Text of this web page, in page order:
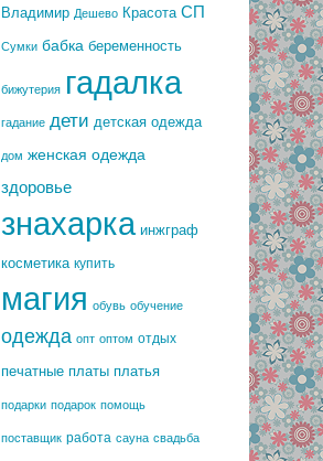
Владимир Дешево Красота СП
Сумки бабка беременность
бижутерия гадалка
гадание дети детская одежда
дом женская одежда
здоровье
знахарка инжграф
косметика купить
магия обувь обучение
одежда опт оптом отдых
печатные платы платья
подарки подарок помощь
поставщик работа сауна свадьба